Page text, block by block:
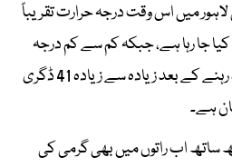
میں اس وقت درجہ حرارت تقریباً
کیا جا رہا ہے، جبکہ کم سے کم درجہ
حرارت 26 ڈگری سینٹی گریڈ رہنے کے بعد زیادہ سے زیادہ 41 ڈگری
ہے۔
ساتھ اب راتوں میں بھی گرمی کی